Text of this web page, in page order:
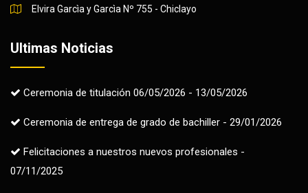
Elvira Garcìa y Garcìa Nº 755 - Chiclayo
Ultimas Noticias
Ceremonia de titulación 06/05/2026 - 13/05/2026
Ceremonia de entrega de grado de bachiller - 29/01/2026
Felicitaciones a nuestros nuevos profesionales -
07/11/2025